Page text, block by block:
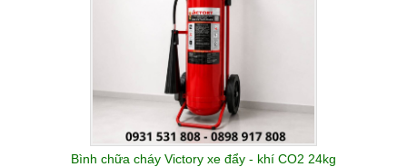
Bình chữa cháy Victory xe đẩy - khí CO2 24kg